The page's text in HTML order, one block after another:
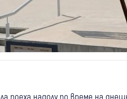
поеха надолу по време на